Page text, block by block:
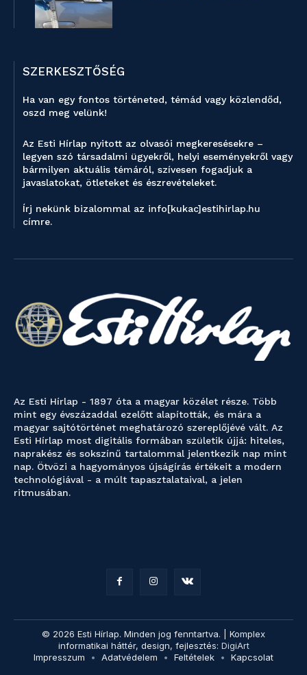
SZERKESZTŐSÉG
Ha van egy fontos történeted, témád vagy közlendőd,
oszd meg velünk!
Az Esti Hírlap nyitott az olvasói megkeresésekre –
legyen szó társadalmi ügyekről, helyi eseményekről vagy
bármilyen aktuális témáról, szívesen fogadjuk a
javaslatokat, ötleteket és észrevételeket.
Írj nekünk bizalommal az info[kukac]estihirlap.hu
címre.
Az Esti Hírlap - 1897 óta a magyar közélet része. Több
mint egy évszázaddal ezelőtt alapították, és mára a
magyar sajtótörténet meghatározó szereplőjévé vált. Az
Esti Hírlap most digitális formában születik újjá: hiteles,
naprakész és sokszínű tartalommal jelentkezik nap mint
nap. Ötvözi a hagyományos újságírás értékeit a modern
technológiával - a múlt tapasztalataival, a jelen
ritmusában.
© 2026 Esti Hírlap. Minden jog fenntartva. | Komplex
informatikai háttér, design, fejlesztés: DigiArt
Impresszum
Adatvédelem Feltételek Kapcsolat